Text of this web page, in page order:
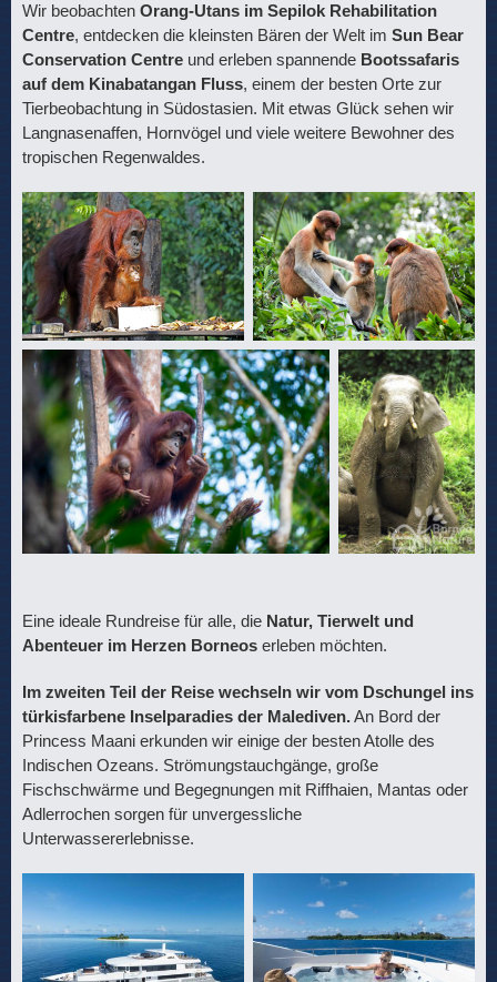
Wir beobachten Orang-Utans im Sepilok Rehabilitation
Centre, entdecken die kleinsten Bären der Welt im Sun Bear
Conservation Centre und erleben spannende Bootssafaris
auf dem Kinabatangan Fluss, einem der besten Orte zur
Tierbeobachtung in Südostasien. Mit etwas Glück sehen wir
Langnasenaffen, Hornvögel und viele weitere Bewohner des
tropischen Regenwaldes.
Eine ideale Rundreise für alle, die Natur, Tierwelt und
Abenteuer im Herzen Borneos erleben möchten.
Im zweiten Teil der Reise wechseln wir vom Dschungel ins
türkisfarbene Inselparadies der Malediven.An Bord der
Princess Maani erkunden wir einige der besten Atolle des
Indischen Ozeans. Strömungstauchgänge, große
Fischschwärme und Begegnungen mit Riffhaien, Mantas oder
Adlerrochen sorgen für unvergessliche
Unterwassererlebnisse.